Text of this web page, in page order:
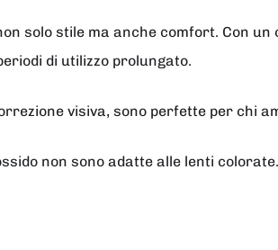
solo stile ma anche comfort. Con
di utilizzo prolungato.
visiva, sono perfette per chi
non sono adatte alle lenti